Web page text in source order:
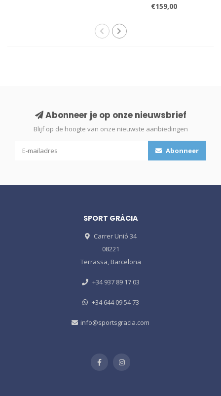
€159,00
Abonneer je op onze nieuwsbrief
Blijf op de hoogte van onze nieuwste aanbiedingen
Abonneer
SPORT GRÀCIA
Carrer Unió 34
08221
Terrassa, Barcelona
+34 937 89 17 03
+34 644 09 54 73
info@sportsgracia.com